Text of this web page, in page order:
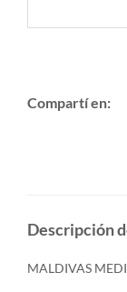
Compartí en:
Descripción
MALDIVAS